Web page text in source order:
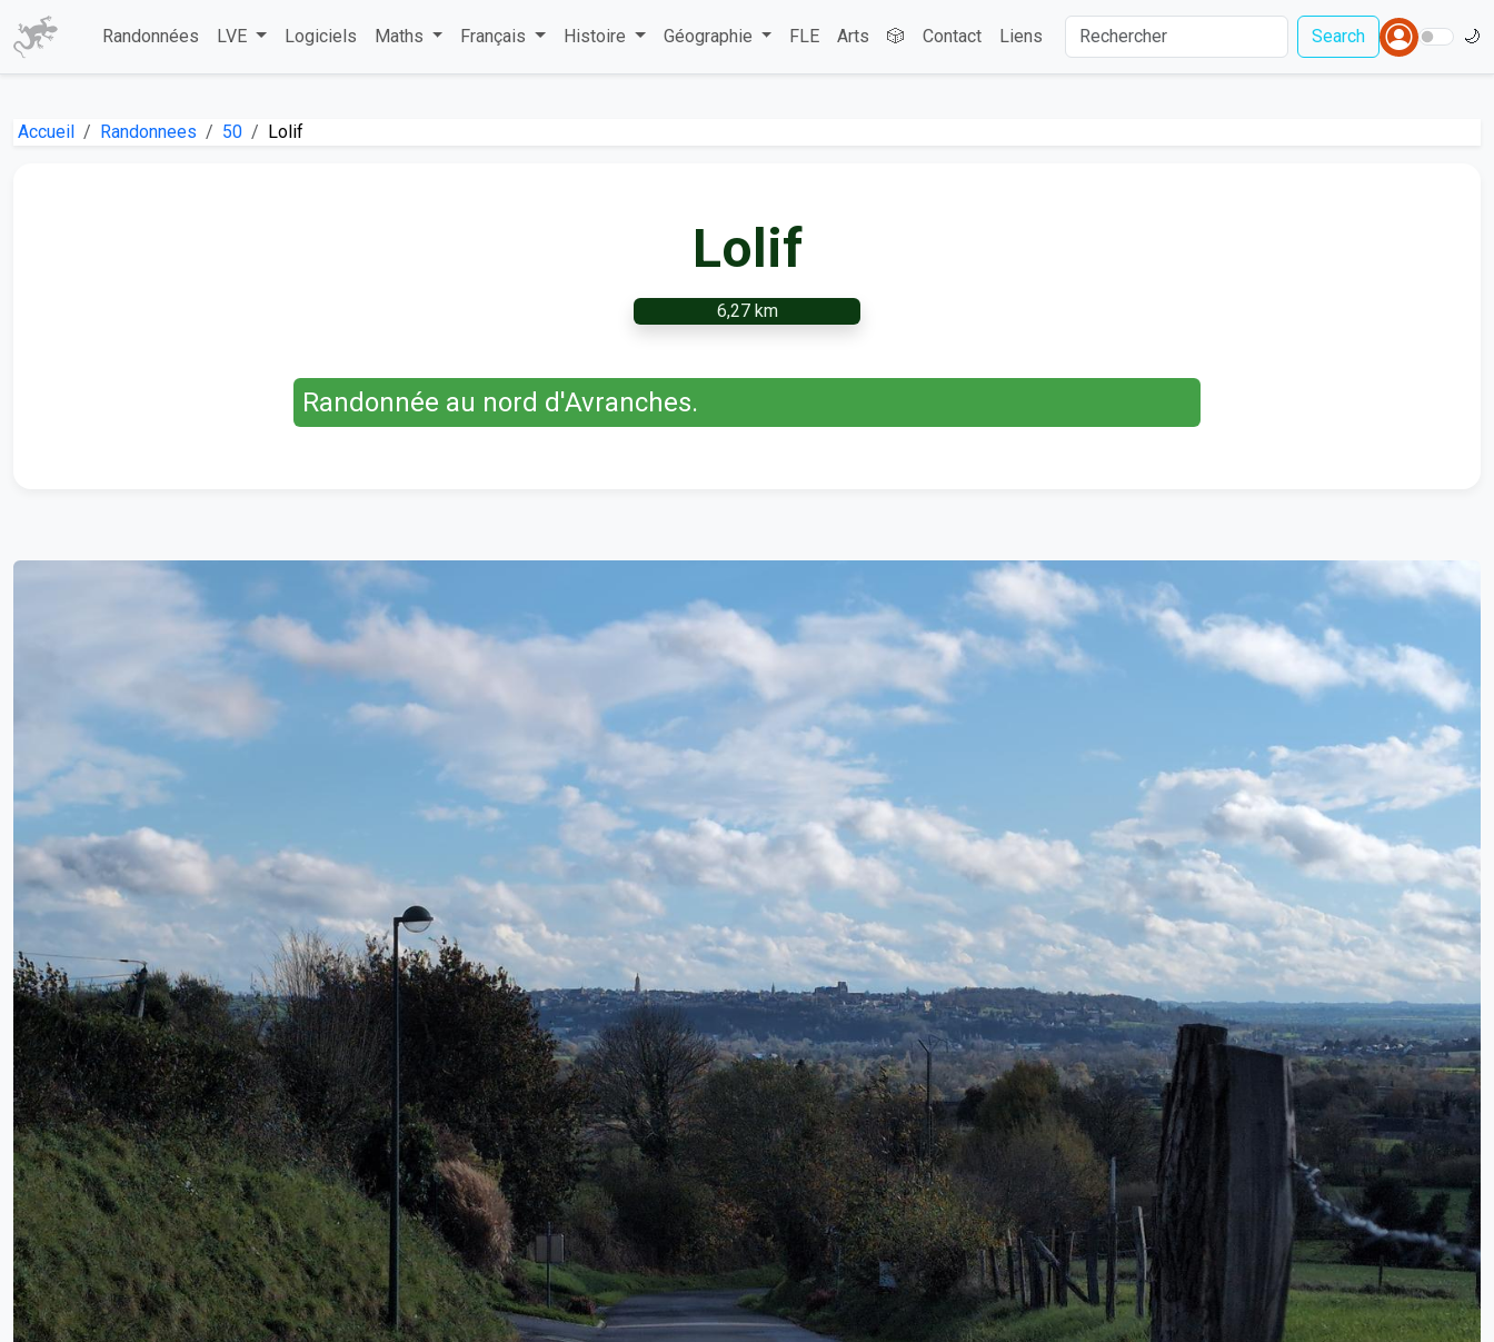
Randonnées LVE Logiciels Maths Français Histoire Géographie FLE Arts 🎲 Contact Liens Search 🌙
Accueil Randonnees 50 Lolif
Lolif
6,27 km
Randonnée au nord d'Avranches.